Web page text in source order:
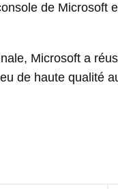
de Microsoft
Microsoft a
de haute qualité